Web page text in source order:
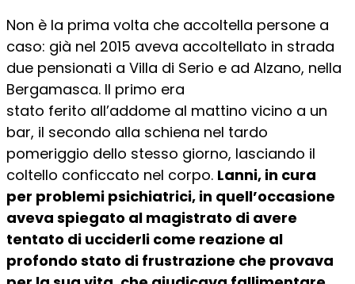
Non è la prima volta che accoltella persone a
caso: già nel 2015 aveva accoltellato in strada
due pensionati a Villa di Serio e ad Alzano, nella
Bergamasca. Il primo era
stato ferito all’addome al mattino vicino a un
bar, il secondo alla schiena nel tardo
pomeriggio dello stesso giorno, lasciando il
coltello conficcato nel corpo. Lanni, in cura
per problemi psichiatrici, in quell’occasione
aveva spiegato al magistrato di avere
tentato di ucciderli come reazione al
profondo stato di frustrazione che provava